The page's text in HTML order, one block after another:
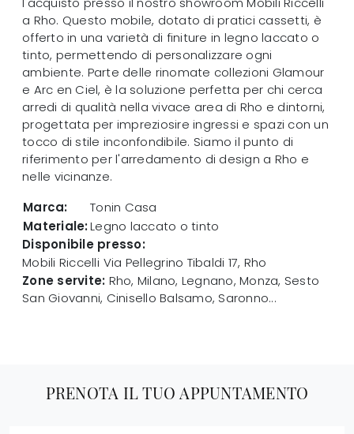
a Rho. Questo mobile, dotato di pratici cassetti, è
offerto in una varietà di finiture in legno laccato o
tinto, permettendo di personalizzare ogni
ambiente. Parte delle rinomate collezioni Glamour
e Arc en Ciel, è la soluzione perfetta per chi cerca
arredi di qualità nella vivace area di Rho e dintorni,
progettata per impreziosire ingressi e spazi con un
tocco di stile inconfondibile. Siamo il punto di
riferimento per l'arredamento di design a Rho e
nelle vicinanze.
Marca:
Tonin Casa
Materiale:Legno laccato o tinto
Disponibile presso:
Mobili Riccelli Via Pellegrino Tibaldi 17, Rho
Zone servite: Rho, Milano, Legnano, Monza, Sesto
San Giovanni, Cinisello Balsamo, Saronno...
PRENOTA IL TUO APPUNTAMENTO